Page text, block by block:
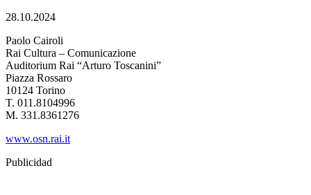
28.10.2024
Paolo Cairoli
Rai Cultura – Comunicazione
Auditorium Rai “Arturo Toscanini”
Piazza Rossaro
10124 Torino
T. 011.8104996
M. 331.8361276
www.osn.rai.it
Publicidad